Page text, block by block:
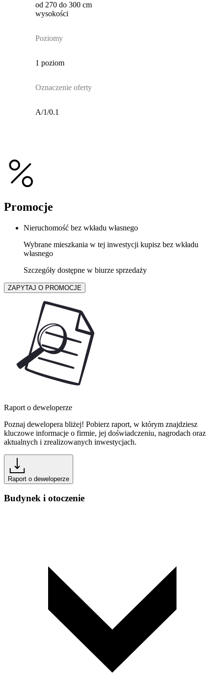
od 270 do 300 cm
wysokości
Poziomy
1 poziom
Oznaczenie oferty
A/1/0.1
Promocje
Nieruchomość bez wkładu własnego
Wybrane mieszkania w tej inwestycji kupisz bez wkładu
własnego
Szczegóły dostępne w biurze sprzedaży
ZAPYTAJ O PROMOCJE
Raport o deweloperze
Poznaj dewelopera bliżej! Pobierz raport, w którym znajdziesz
kluczowe informacje o firmie, jej doświadczeniu, nagrodach oraz
aktualnych i zrealizowanych inwestycjach.
Raport o deweloperze
Budynek i otoczenie